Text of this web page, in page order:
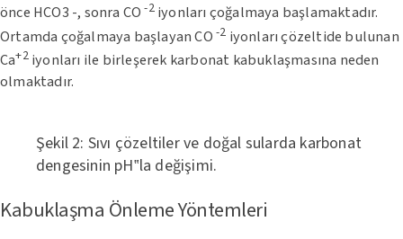
önce HCO3 -, sonra CO-2iyonları çoğalmaya başlamaktadır.
Ortamda çoğalmaya başlayan CO -2 iyonları çözeltide bulunan
Ca+2iyonları ile birleşerek karbonat kabuklaşmasına neden
olmaktadır.
Şekil 2: Sıvı çözeltiler ve doğal sularda karbonat
dengesinin pH‟la değişimi.
Kabuklaşma Önleme Yöntemleri